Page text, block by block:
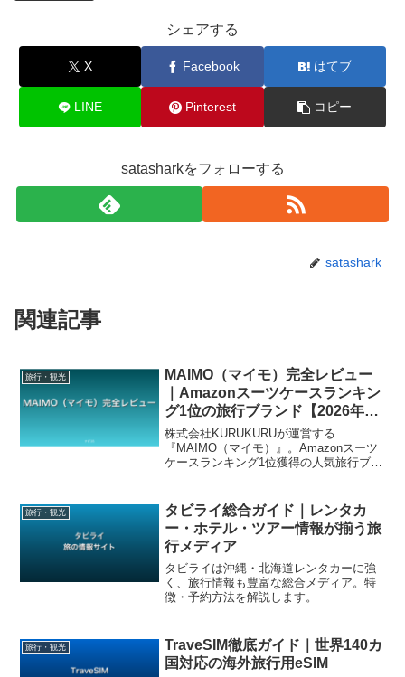
シェアする
X Facebook はてブ
LINE Pinterest コピー
satasharkをフォローする
satashark
関連記事
旅行・観光
MAIMO（マイモ）完全レビュー
｜Amazonスーツケースランキン
グ1位の旅行ブランド【2026年8
月最新】
株式会社KURUKURUが運営する
『MAIMO（マイモ）』。Amazonスーツ
ケースランキング1位獲得の人気旅行ブラ
す。
旅行・観光
タビライ総合ガイド｜レンタカ
ー・ホテル・ツアー情報が揃う旅
行メディア
タビライは沖縄・北海道レンタカーに強
く、旅行情報も豊富な総合メディア。特
徴・予約方法を解説します。
旅行・観光
TraveSIM徹底ガイド｜世界140カ
国対応の海外旅行用eSIM